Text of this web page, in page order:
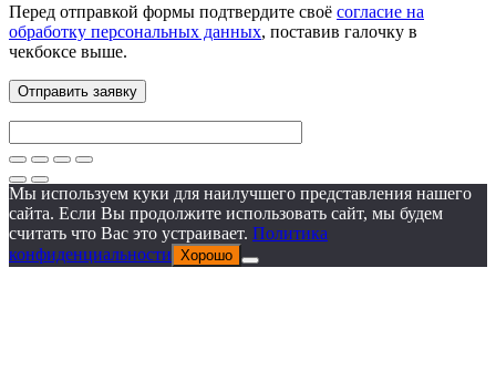
Перед отправкой формы подтвердите своё согласие на
обработку персональных данных, поставив галочку в
чекбоксе выше.
Мы используем куки для наилучшего представления нашего
сайта. Если Вы продолжите использовать сайт, мы будем
считать что Вас это устраивает. Политика
конфиденциальности Хорошо